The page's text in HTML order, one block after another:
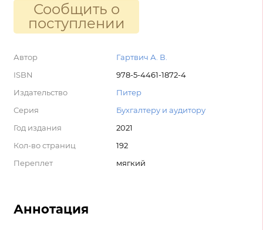
Сообщить о
поступлении
Автор
Гартвич А. В.
ISBN
978-5-4461-1872-4
Издательство
Питер
Серия
Бухгалтеру и аудитору
Год издания
2021
Кол-во страниц
192
Переплет
мягкий
Аннотация